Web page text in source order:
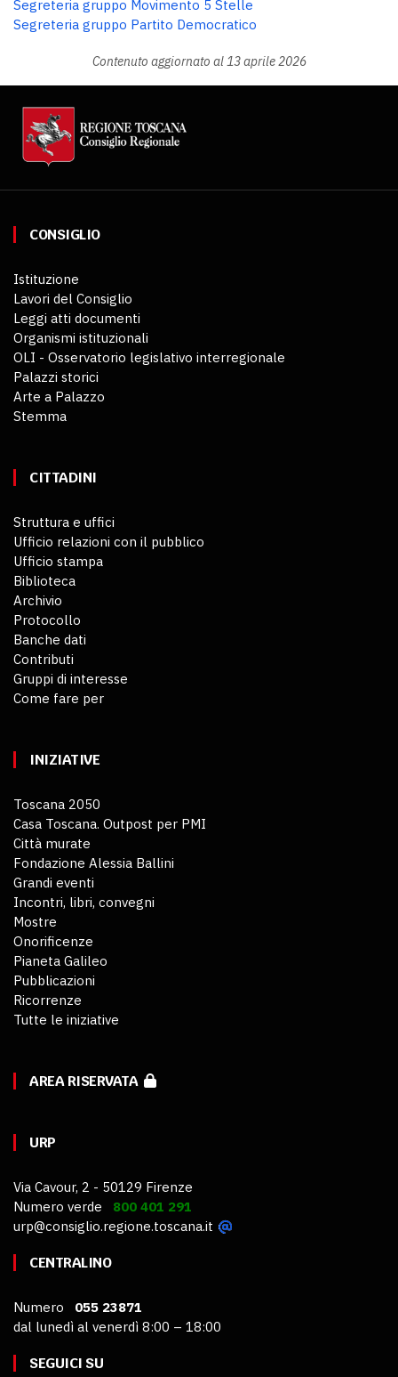
Segreteria gruppo Movimento 5 Stelle
Segreteria gruppo Partito Democratico
Contenuto aggiornato al 13 aprile 2026
CONSIGLIO
Istituzione
Lavori del Consiglio
Leggi atti documenti
Organismi istituzionali
OLI - Osservatorio legislativo interregionale
Palazzi storici
Arte a Palazzo
Stemma
CITTADINI
Struttura e uffici
Ufficio relazioni con il pubblico
Ufficio stampa
Biblioteca
Archivio
Protocollo
Banche dati
Contributi
Gruppi di interesse
Come fare per
INIZIATIVE
Toscana 2050
Casa Toscana. Outpost per PMI
Città murate
Fondazione Alessia Ballini
Grandi eventi
Incontri, libri, convegni
Mostre
Onorificenze
Pianeta Galileo
Pubblicazioni
Ricorrenze
Tutte le iniziative
AREA RISERVATA
URP
Via Cavour, 2 - 50129 Firenze
Numero verde 800 401 291
urp@consiglio.regione.toscana.it
CENTRALINO
Numero 055 23871
dal lunedì al venerdì 8:00 – 18:00
SEGUICI SU